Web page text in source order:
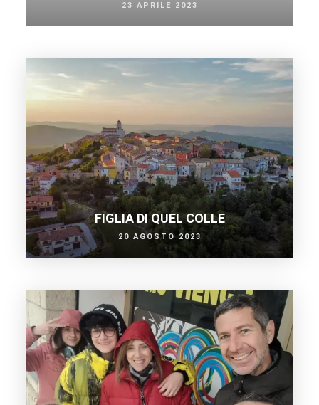
23 APRILE 2023
FIGLIA DI QUEL COLLE
20 AGOSTO 2023